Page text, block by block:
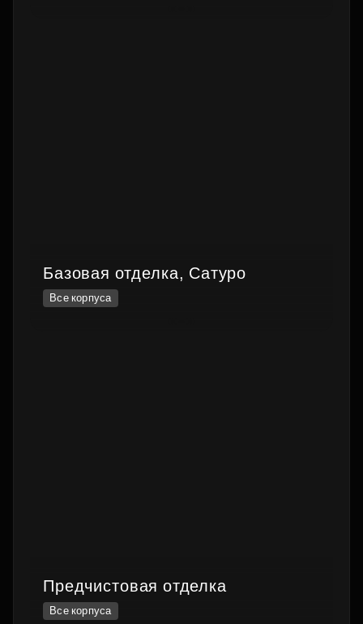
Базовая отделка, Сатуро
Все корпуса
Предчистовая отделка
Все корпуса